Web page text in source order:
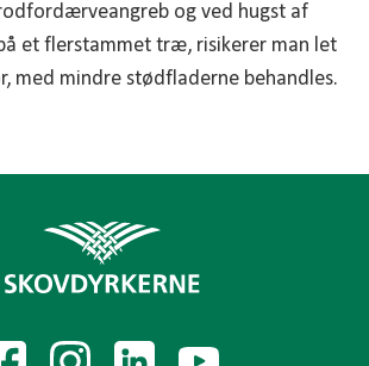
og ved hugst af
et flerstammet træ, risikerer man let
med mindre stødfladerne behandles.